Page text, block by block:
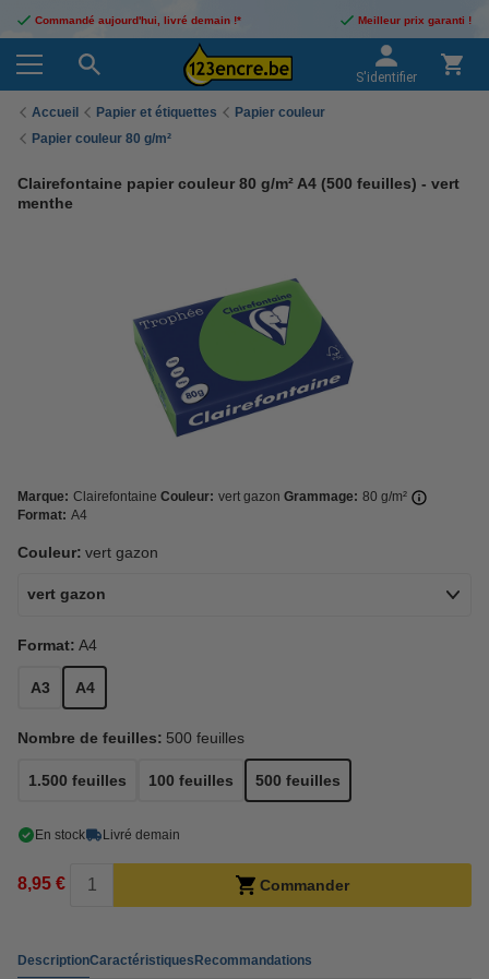
Commandé aujourd'hui, livré demain !* Meilleur prix garanti !
S'identifier
Accueil Papier et étiquettes
Papier couleur
Papier couleur 80 g/m²
Clairefontaine papier couleur 80 g/m² A4 (500 feuilles) - vert
menthe
Marque: Clairefontaine Couleur: vert gazon Grammage: 80 g/m²
Format: A4
Couleur: vert gazon
vert gazon
Format: A4
A3 A4
Nombre de feuilles: 500 feuilles
1.500 feuilles 100 feuilles 500 feuilles
En stock Livré demain
8,95 € Commander
DescriptionCaractéristiquesRecommandations